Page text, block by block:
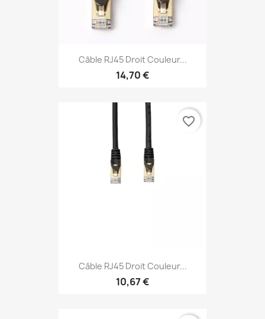
Câble RJ45 Droit Couleur...
14,70 €
Câble RJ45 Droit Couleur...
10,67 €
favorite_border